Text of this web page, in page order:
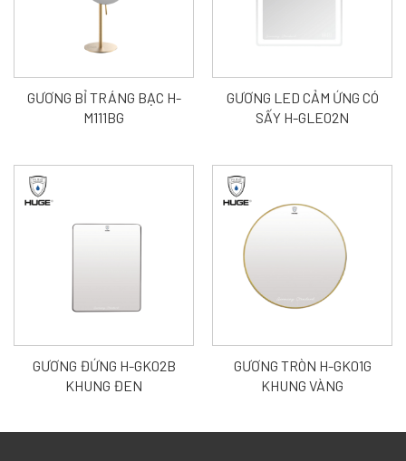
GƯƠNG BỈ TRÁNG BẠC H-
M111BG
GƯƠNG LED CẢM ỨNG CÓ
SẤY H-GLE02N
GƯƠNG ĐỨNG H-GK02B
KHUNG ĐEN
GƯƠNG TRÒN H-GK01G
KHUNG VÀNG